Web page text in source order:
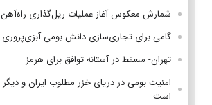
شمارش معکوس آغاز عملیات ریل‌گذاری راه‌آهن
گامی برای تجاری‌سازی دانش بومی آبزی‌پروری
تهران- مسقط در آستانه توافق برای هرمز
امنیت بومی در دریای خزر مطلوب ایران و
است